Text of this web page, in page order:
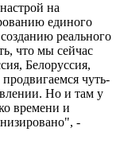
на
единого
реального
что мы сейчас
Белоруссия,
чуть-
Но и там у
времени и
-